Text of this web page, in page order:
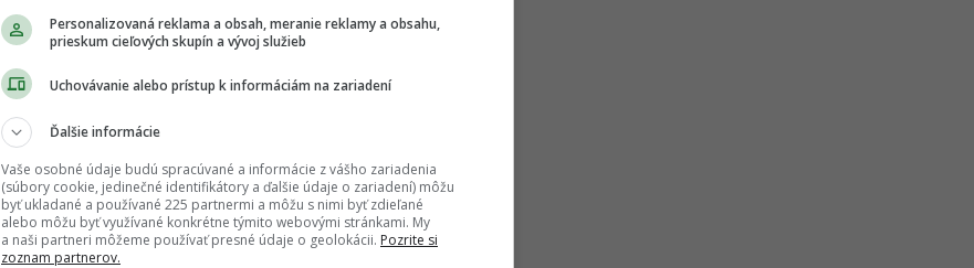
Personalizovaná reklama a obsah, meranie reklamy a obsahu,
prieskum cieľových skupín a vývoj služieb
Uchovávanie alebo prístup k informáciám na zariadení
Ďalšie informácie
Vaše osobné údaje budú spracúvané a informácie z vášho zariadenia
(súbory cookie, jedinečné identifikátory a ďalšie údaje o zariadení) môžu
byť ukladané a používané 225 partnermi a môžu s nimi byť zdieľané
alebo môžu byť využívané konkrétne týmito webovými stránkami. My
a naši partneri môžeme používať presné údaje o geolokácii. Pozrite si
zoznam partnerov.